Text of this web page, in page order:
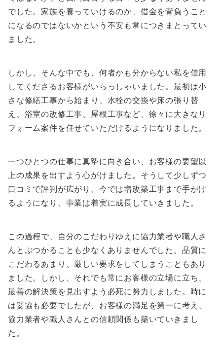
でした。家族を養っていけるのか、借金を背負うこと
になるのではないかという不安も常につきまとってい
ました。
しかし、そんな中でも、何者かも分からない私を信用
してくださるお客様がいらっしゃいました。最初は小
さな修繕工事から始まり、水栓の交換や床の張り替
え、浴室の改修工事、屋根工事など、徐々に大きなリ
フォーム案件を任せていただけるようになりました。
一つひとつの仕事に真摯に向き合い、お客様の要望以
上の成果を出すよう心がけました。そうして少しずつ
口コミで評判が広がり、今では増改築工事まで手がけ
るようになり、事業は着実に成長していきました。
この過程で、自分のこだわりゆえに協力業者や職人さ
んとぶつかることも少なくありませんでした。品質に
こだわるあまり、厳しい要求をしてしまうこともあり
ました。しかし、それでも常にお客様の立場に立ち、
最善の解決策を見出すよう必死に努力しました。時に
は妥協も必要でしたが、お客様の満足を第一に考え、
協力業者や職人さんとの信頼関係も築いていきまし
た。